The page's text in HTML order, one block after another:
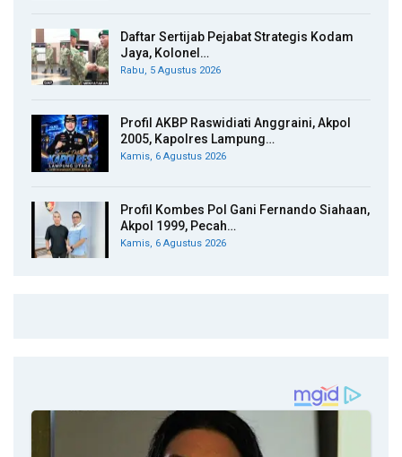
Daftar Sertijab Pejabat Strategis Kodam
Jaya, Kolonel…
Rabu, 5 Agustus 2026
Profil AKBP Raswidiati Anggraini, Akpol
2005, Kapolres Lampung…
Kamis, 6 Agustus 2026
Profil Kombes Pol Gani Fernando Siahaan,
Akpol 1999, Pecah…
Kamis, 6 Agustus 2026